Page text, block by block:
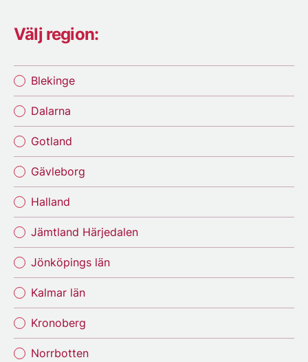
Välj region:
Blekinge
Dalarna
Gotland
Gävleborg
Halland
Jämtland Härjedalen
Jönköpings län
Kalmar län
Kronoberg
Norrbotten